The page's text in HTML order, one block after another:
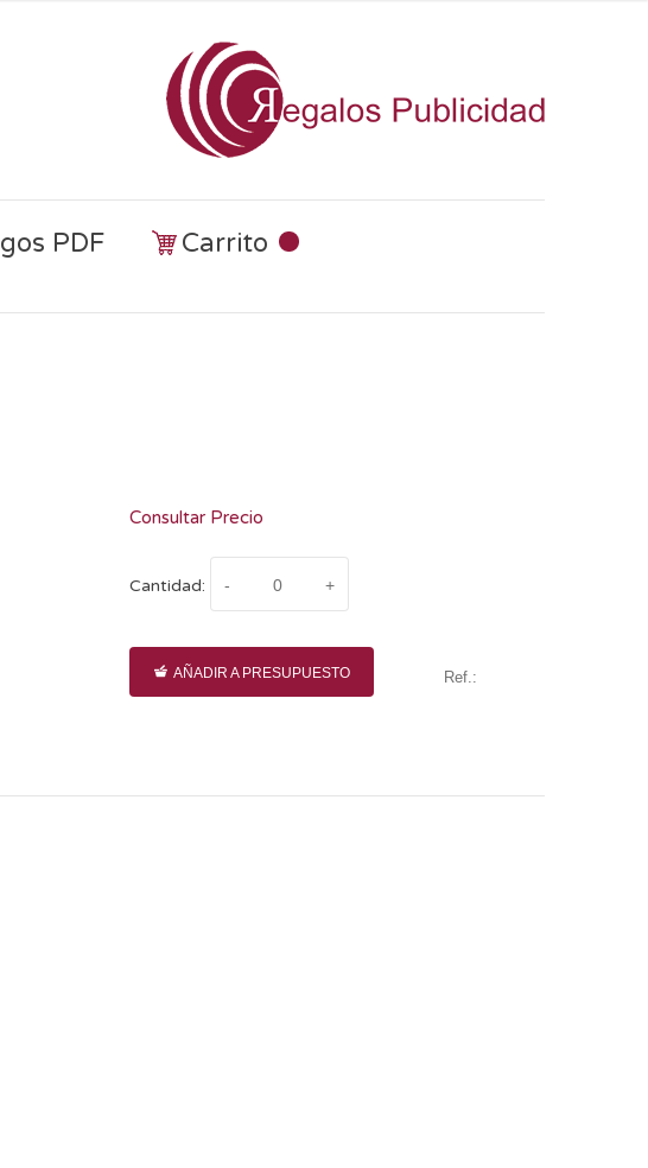
PDF Carrito
Consultar Precio
Cantidad:
AÑADIR A PRESUPUESTO Ref.: